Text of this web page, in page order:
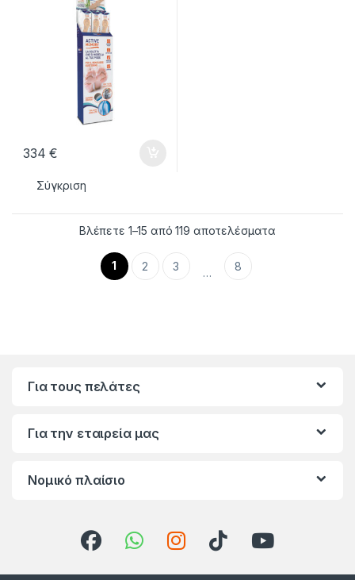
334€
Σύγκριση
Βλέπετε 1–15 από 119 αποτελέσματα
1 2 3 … 8
Για τους πελάτες
Για την εταιρεία μας
Νομικό πλαίσιο